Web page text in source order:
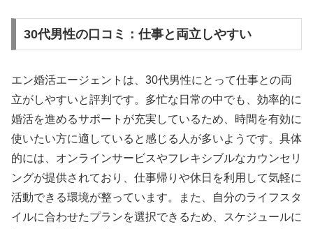
30代男性の口コミ：仕事と両立しやすい
エン婚活エージェントは、30代男性にとって仕事との両
立がしやすいと評判です。多忙な日常の中でも、効率的に
婚活を進めるサポートが充実しているため、時間を有効に
使いたい方に適していると感じる人が多いようです。具体
的には、オンラインサービスやフレキシブルなカウンセリ
ングが提供されており、仕事帰りや休日を利用して気軽に
活動できる環境が整っています。また、自分のライフスタ
イルに合わせたプランを選択できるため、スケジュールに